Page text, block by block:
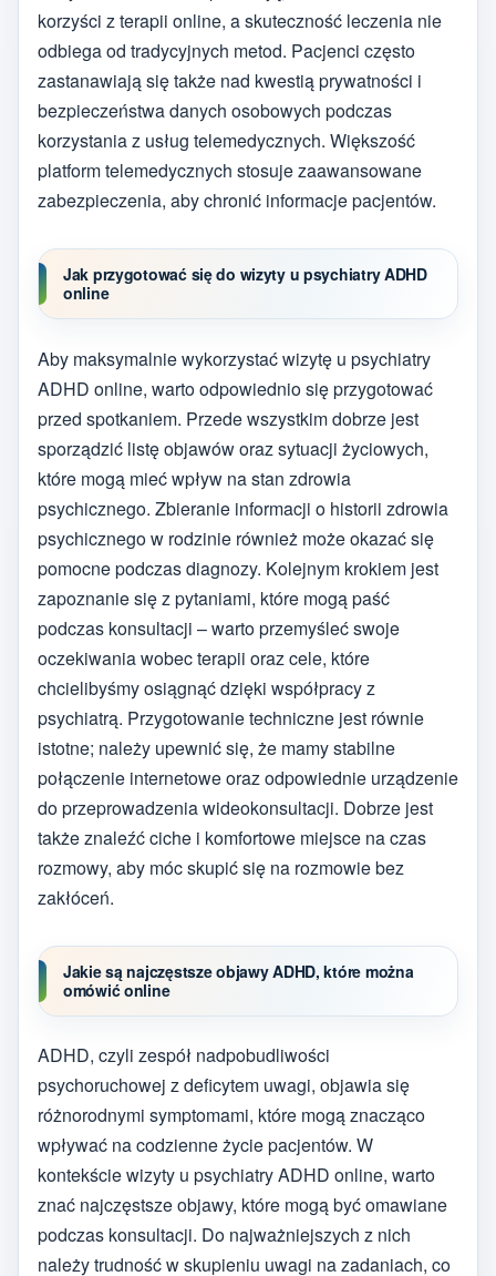
korzyści z terapii online, a skuteczność leczenia nie
odbiega od tradycyjnych metod. Pacjenci często
zastanawiają się także nad kwestią prywatności i
bezpieczeństwa danych osobowych podczas
korzystania z usług telemedycznych. Większość
platform telemedycznych stosuje zaawansowane
zabezpieczenia, aby chronić informacje pacjentów.
Jak przygotować się do wizyty u psychiatry ADHD
online
Aby maksymalnie wykorzystać wizytę u psychiatry
ADHD online, warto odpowiednio się przygotować
przed spotkaniem. Przede wszystkim dobrze jest
sporządzić listę objawów oraz sytuacji życiowych,
które mogą mieć wpływ na stan zdrowia
psychicznego. Zbieranie informacji o historii zdrowia
psychicznego w rodzinie również może okazać się
pomocne podczas diagnozy. Kolejnym krokiem jest
zapoznanie się z pytaniami, które mogą paść
podczas konsultacji – warto przemyśleć swoje
oczekiwania wobec terapii oraz cele, które
chcielibyśmy osiągnąć dzięki współpracy z
psychiatrą. Przygotowanie techniczne jest równie
istotne; należy upewnić się, że mamy stabilne
połączenie internetowe oraz odpowiednie urządzenie
do przeprowadzenia wideokonsultacji. Dobrze jest
także znaleźć ciche i komfortowe miejsce na czas
rozmowy, aby móc skupić się na rozmowie bez
zakłóceń.
Jakie są najczęstsze objawy ADHD, które można
omówić online
ADHD, czyli zespół nadpobudliwości
psychoruchowej z deficytem uwagi, objawia się
różnorodnymi symptomami, które mogą znacząco
wpływać na codzienne życie pacjentów. W
kontekście wizyty u psychiatry ADHD online, warto
znać najczęstsze objawy, które mogą być omawiane
podczas konsultacji. Do najważniejszych z nich
należy trudność w skupieniu uwagi na zadaniach, co